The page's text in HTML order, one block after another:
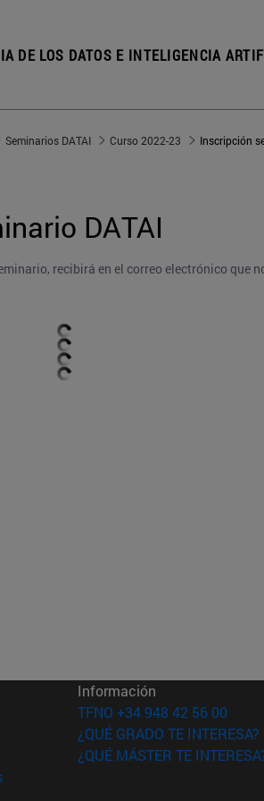
DE LOS DATOS E INTELIGENCIA
Seminarios DATAI Curso 2022-23 Inscripción
DATAI
recibirá en el correo electrónico que
ventana)
ventana)
nueva ventana)
(abre en nueva ventana)
en nueva ventana)
Información
TFNO +34 948 42 56 00
¿QUÉ GRADO TE INTERESA?
¿QUÉ MÁSTER TE